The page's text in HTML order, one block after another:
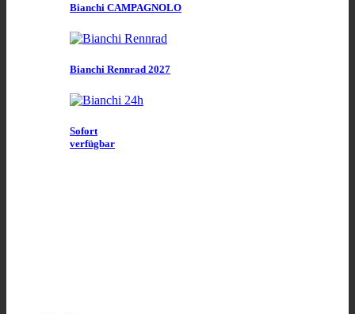
Bianchi CAMPAGNOLO
Bianchi Rennrad 2027
Sofort
verfügbar